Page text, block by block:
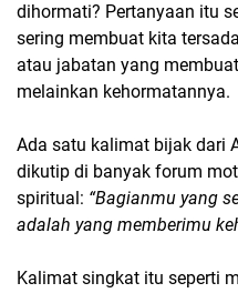
dihormati? Pertanyaan itu
sering membuat kita
atau jabatan yang
melainkan kehormatannya.
Ada satu kalimat bijak dari
dikutip di banyak forum
spiritual: “Bagianmu yang
adalah yang memberimu
Kalimat singkat itu seperti